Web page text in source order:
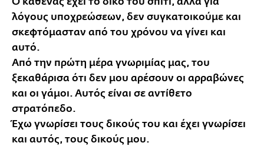
λόγους υποχρεώσεων, δεν συγκατοικούμε και
σκεφτόμασταν από του χρόνου να γίνει και
αυτό.
Από την πρώτη μέρα γνωριμίας μας, του
ξεκαθάρισα ότι δεν μου αρέσουν οι αρραβώνες
και οι γάμοι. Αυτός είναι σε αντίθετο
στρατόπεδο.
Έχω γνωρίσει τους δικούς του και έχει γνωρίσει
και αυτός, τους δικούς μου.